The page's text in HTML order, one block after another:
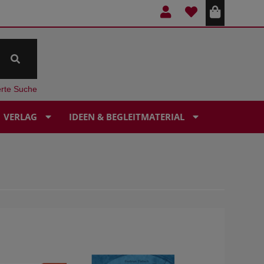
Suche
VERLAG IDEEN & BEGLEITMATERIAL